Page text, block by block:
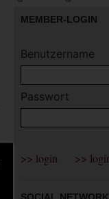
MEMBER-LOGIN
Benutzername
Passwort